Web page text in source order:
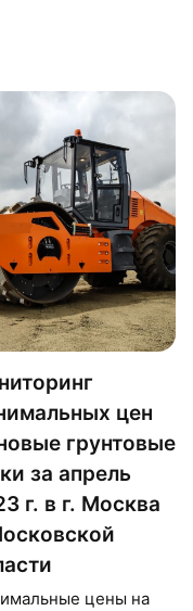
цен
грунтовые
за апрель
г. в г. Москва
цены на